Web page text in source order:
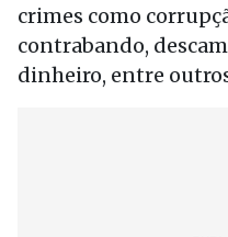
crimes como
contrabando,
dinheiro, entre